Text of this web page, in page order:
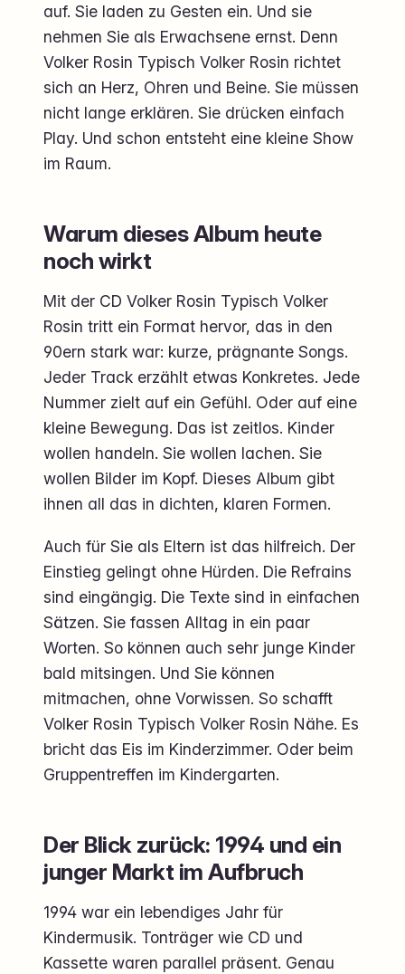
auf. Sie laden zu Gesten ein. Und sie
nehmen Sie als Erwachsene ernst. Denn
Volker Rosin Typisch Volker Rosin richtet
sich an Herz, Ohren und Beine. Sie müssen
nicht lange erklären. Sie drücken einfach
Play. Und schon entsteht eine kleine Show
im Raum.
Warum dieses Album heute
noch wirkt
Mit der CD Volker Rosin Typisch Volker
Rosin tritt ein Format hervor, das in den
90ern stark war: kurze, prägnante Songs.
Jeder Track erzählt etwas Konkretes. Jede
Nummer zielt auf ein Gefühl. Oder auf eine
kleine Bewegung. Das ist zeitlos. Kinder
wollen handeln. Sie wollen lachen. Sie
wollen Bilder im Kopf. Dieses Album gibt
ihnen all das in dichten, klaren Formen.
Auch für Sie als Eltern ist das hilfreich. Der
Einstieg gelingt ohne Hürden. Die Refrains
sind eingängig. Die Texte sind in einfachen
Sätzen. Sie fassen Alltag in ein paar
Worten. So können auch sehr junge Kinder
bald mitsingen. Und Sie können
mitmachen, ohne Vorwissen. So schafft
Volker Rosin Typisch Volker Rosin Nähe. Es
bricht das Eis im Kinderzimmer. Oder beim
Gruppentreffen im Kindergarten.
Der Blick zurück: 1994 und ein
junger Markt im Aufbruch
1994 war ein lebendiges Jahr für
Kindermusik. Tonträger wie CD und
Kassette waren parallel präsent. Genau